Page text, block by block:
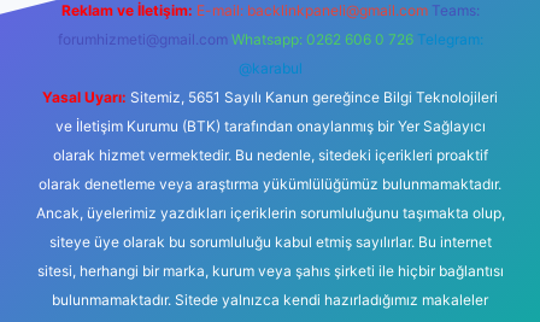
Reklam ve İletişim: E-mail: backlinkpaneli@gmail.com Teams:
forumhizmeti@gmail.com Whatsapp: 0262 606 0 726 Telegram:
@karabul
Yasal Uyarı: Sitemiz, 5651 Sayılı Kanun gereğince Bilgi Teknolojileri
ve İletişim Kurumu (BTK) tarafından onaylanmış bir Yer Sağlayıcı
olarak hizmet vermektedir. Bu nedenle, sitedeki içerikleri proaktif
olarak denetleme veya araştırma yükümlülüğümüz bulunmamaktadır.
Ancak, üyelerimiz yazdıkları içeriklerin sorumluluğunu taşımakta olup,
siteye üye olarak bu sorumluluğu kabul etmiş sayılırlar. Bu internet
sitesi, herhangi bir marka, kurum veya şahıs şirketi ile hiçbir bağlantısı
bulunmamaktadır. Sitede yalnızca kendi hazırladığımız makaleler